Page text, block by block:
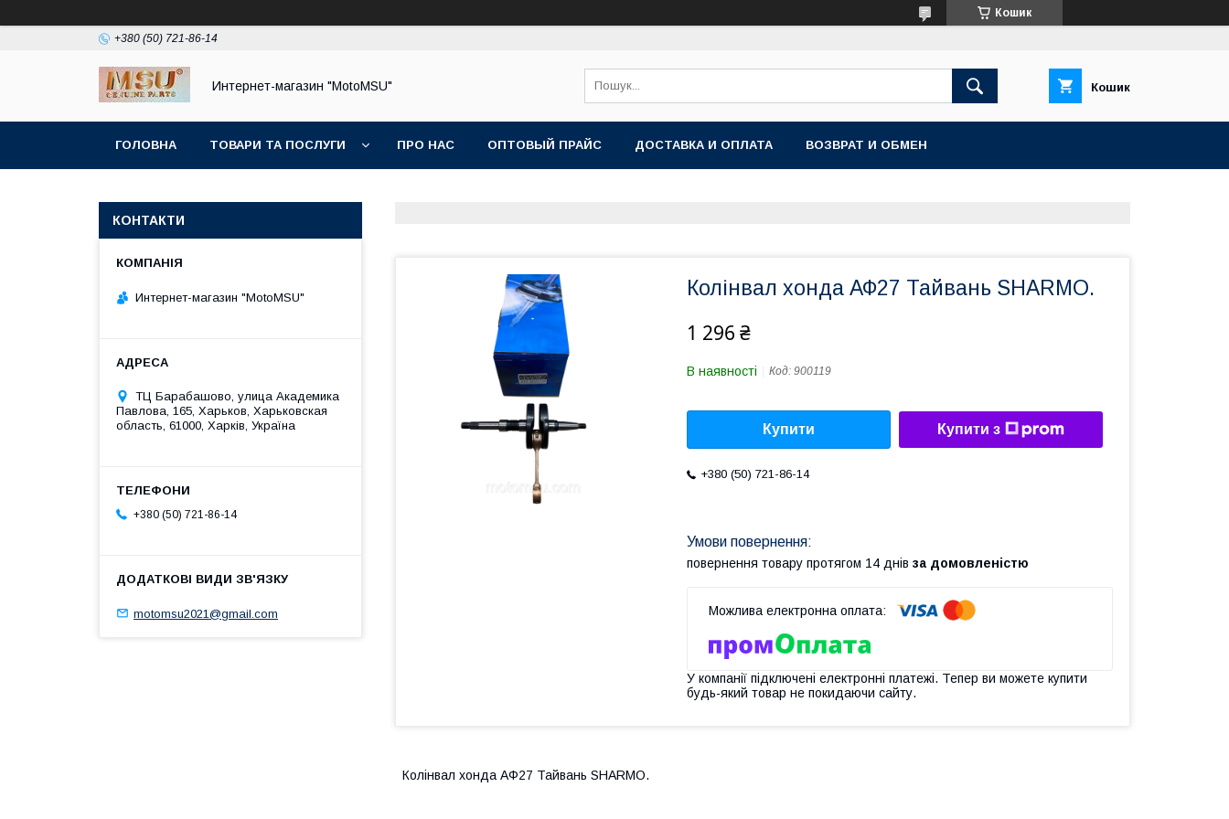
Кошик
+380 (50) 721-86-14
Интернет-магазин "MotoMSU" Кошик
ГОЛОВНА ТОВАРИ ТА ПОСЛУГИ ПРО НАС ОПТОВЫЙ ПРАЙС ДОСТАВКА И ОПЛАТА ВОЗВРАТ И ОБМЕН
Колінвал хонда АФ27 Тайвань SHARMO.
1 296 ₴
В наявності Код: 900119
Купити Купити з
+380 (50) 721-86-14
повернення товару протягом 14 днів за домовленістю
У компанії підключені електронні платежі. Тепер ви можете купити
будь-який товар не покидаючи сайту.
Колінвал хонда АФ27 Тайвань SHARMO.
КОНТАКТИ
Интернет-магазин "MotoMSU"
ТЦ Барабашово, улица Академика
Павлова, 165, Харьков, Харьковская
область, 61000, Харків, Україна
+380 (50) 721-86-14
motomsu2021@gmail.com